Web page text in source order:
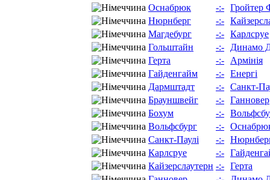
Оснабрюк
-:- Гройтер
Нюрнберг
-:-
Магдебург
-:- Карлсруе
Гольштайн
-:-
Динамо
Герта
-:-
Армінія
Гайденгайм
-:- Енергі
Дармштадт
-:- Санкт-
Брауншвейг
-:- Ганновер
Бохум
-:-
Вольфсбург
-:-
Санкт-Паулі
-:-
Карлсруе
-:-
Кайзерслаутерн -:- Герта